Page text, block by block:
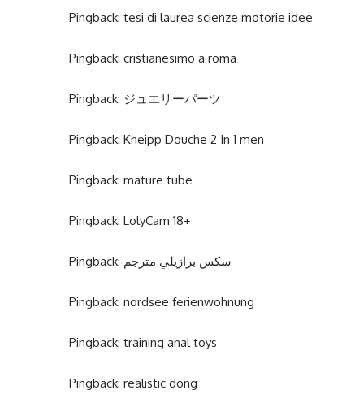
Pingback: tesi di laurea scienze motorie idee
Pingback: cristianesimo a roma
Pingback: ジュエリーパーツ
Pingback: Kneipp Douche 2 In 1 men
Pingback: mature tube
Pingback: LolyCam 18+
Pingback: سكس برازيلي مترجم
Pingback: nordsee ferienwohnung
Pingback: training anal toys
Pingback: realistic dong